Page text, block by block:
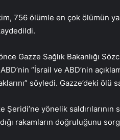
756 ölümle en çok ölümün
Gazze Sağlık Bakanlığı
“İsrail ve ABD’nin
söyledi. Gazze’deki ölü
yönelik saldırılarının
rakamların doğruluğunu